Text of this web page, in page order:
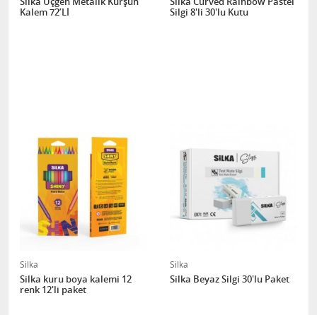
Kalem 72’Lİ
Silgi 8'li 30'lu Kutu
Silka
Silka kuru boya kalemi 12
renk 12'li paket
Silka
Silka Beyaz Silgi 30'lu Paket